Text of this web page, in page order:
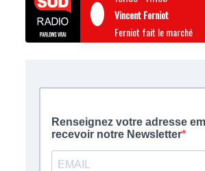
Vincent Ferniot
Ferniot fait le marché